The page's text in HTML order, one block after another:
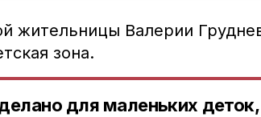
жительницы Валерии
зона.
для маленьких